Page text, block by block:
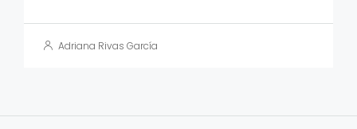
Adriana Rivas García